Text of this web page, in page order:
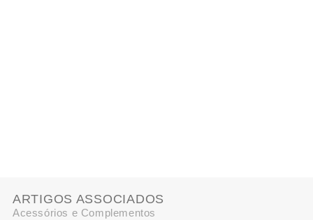
ARTIGOS ASSOCIADOS
Acessórios e Complementos